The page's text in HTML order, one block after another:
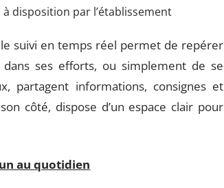
à disposition par l’établissement
suivi en temps réel permet de repérer
dans ses efforts, ou simplement de se
partagent informations, consignes et
côté, dispose d’un espace clair pour
au quotidien